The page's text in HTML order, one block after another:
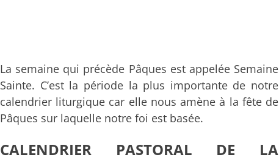
La semaine qui précède Pâques est appelée Semaine
Sainte. C’est la période la plus importante de notre
calendrier liturgique car elle nous amène à la fête de
Pâques sur laquelle notre foi est basée.
CALENDRIER PASTORAL DE LA